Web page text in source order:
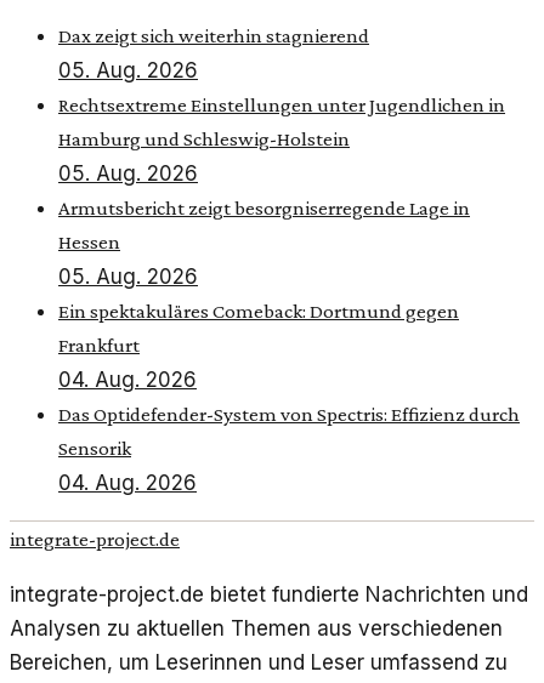
Dax zeigt sich weiterhin stagnierend
05. Aug. 2026
Rechtsextreme Einstellungen unter Jugendlichen in
Hamburg und Schleswig-Holstein
05. Aug. 2026
Armutsbericht zeigt besorgniserregende Lage in
Hessen
05. Aug. 2026
Ein spektakuläres Comeback: Dortmund gegen
Frankfurt
04. Aug. 2026
Das Optidefender-System von Spectris: Effizienz durch
Sensorik
04. Aug. 2026
integrate-project.de
integrate-project.de bietet fundierte Nachrichten und
Analysen zu aktuellen Themen aus verschiedenen
Bereichen, um Leserinnen und Leser umfassend zu